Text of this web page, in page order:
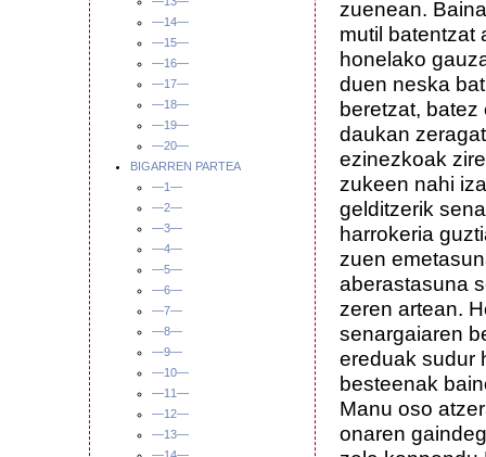
—14—
—15—
—16—
—17—
—18—
—19—
—20—
BIGARREN PARTEA
—1—
—2—
—3—
—4—
—5—
—6—
—7—
—8—
—9—
—10—
—11—
—12—
—13—
zuenean.
mutil batentzat
honelako
duen neska
beretzat,
daukan
ezinezkoak
zukeen nahi
gelditzerik
harrokeria
zuen
aberastasuna
zeren artean.
senargaiaren
ereduak sudur
besteenak
Manu oso
onaren